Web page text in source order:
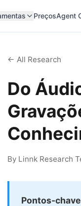
PreçosAgent
← All Research
Do
By Linnk Research
Pontos-chave